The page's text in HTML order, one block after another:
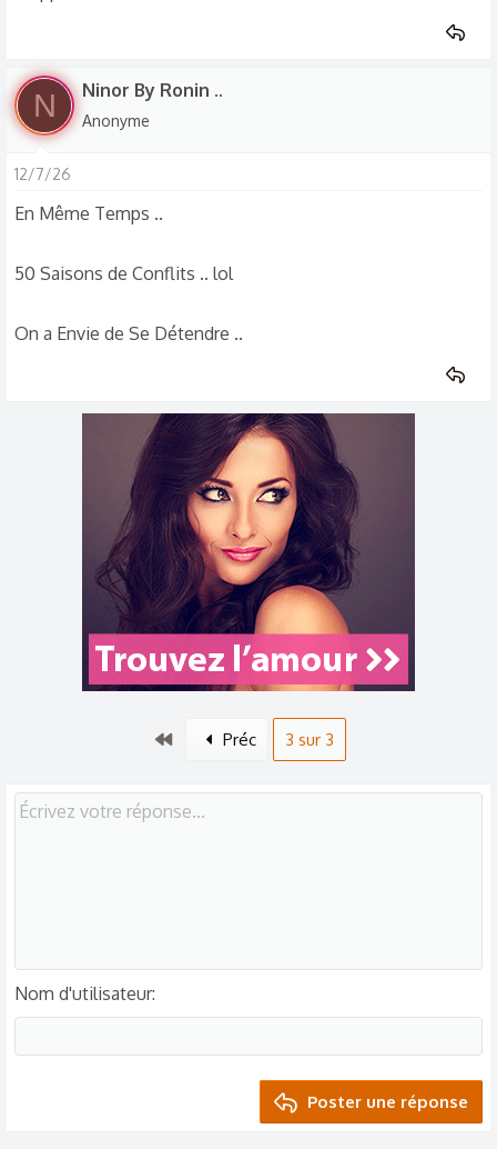
N Ninor By Ronin ..
Anonyme
12/7/26
En Même Temps ..
50 Saisons de Conflits .. lol
On a Envie de Se Détendre ..
PremierPréc 3 sur 3
Nom d'utilisateur
Poster une réponse